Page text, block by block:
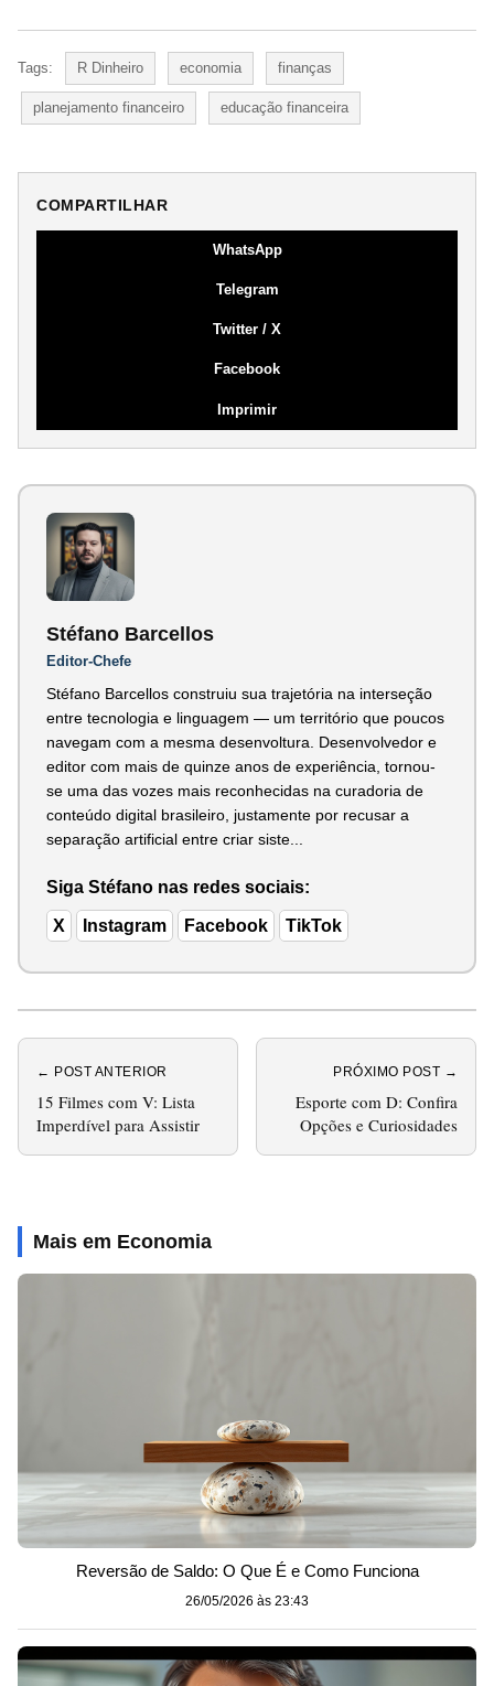
Tags: R Dinheiro economia finanças
planejamento financeiro educação financeira
COMPARTILHAR
WhatsApp
Telegram
Twitter / X
Facebook
Imprimir
Stéfano Barcellos
Editor-Chefe
Stéfano Barcellos construiu sua trajetória na interseção
entre tecnologia e linguagem — um território que poucos
navegam com a mesma desenvoltura. Desenvolvedor e
editor com mais de quinze anos de experiência, tornou-
se uma das vozes mais reconhecidas na curadoria de
conteúdo digital brasileiro, justamente por recusar a
separação artificial entre criar siste...
Siga Stéfano nas redes sociais:
X Instagram Facebook TikTok
← POST ANTERIOR
15 Filmes com V: Lista
Imperdível para Assistir
PRÓXIMO POST →
Esporte com D: Confira
Opções e Curiosidades
Mais em Economia
Reversão de Saldo: O Que É e Como Funciona
26/05/2026 às 23:43